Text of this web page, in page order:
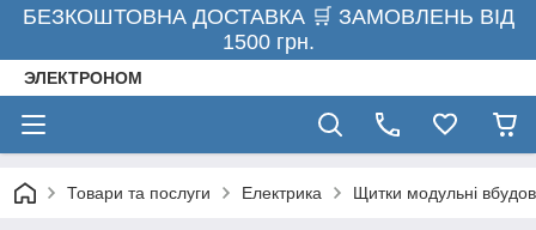
БЕЗКОШТОВНА ДОСТАВКА 🛒 ЗАМОВЛЕНЬ ВІД
1500 грн.
ЭЛЕКТРОНОМ
Товари та послуги Електрика Щитки модульні